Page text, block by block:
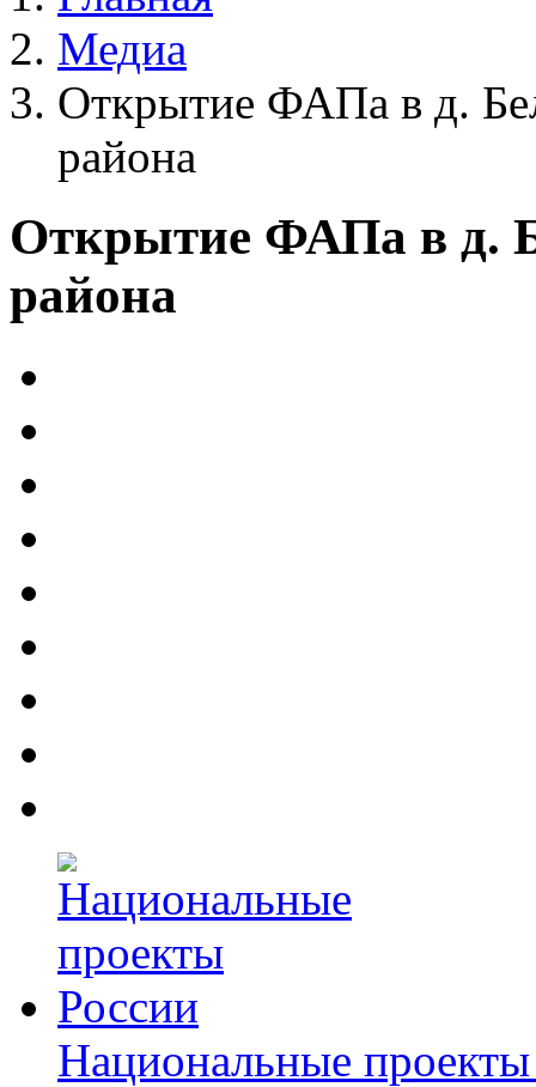
Медиа
Открытие ФАПа в д.
района
Открытие ФАПа в д.
района
Национальные